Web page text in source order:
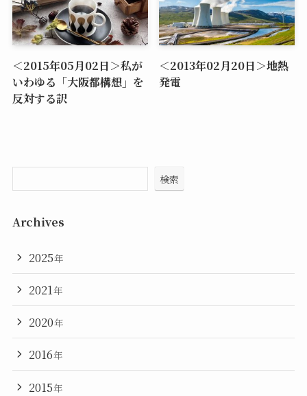
＜2015年05月02日＞私が
いわゆる「大阪都構想」を
反対する訳
＜2013年02月20日＞地熱
発電
検索
Archives
2025年
2021年
2020年
2016年
2015年